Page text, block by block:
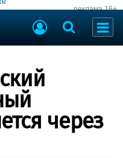
реклама 16+
через